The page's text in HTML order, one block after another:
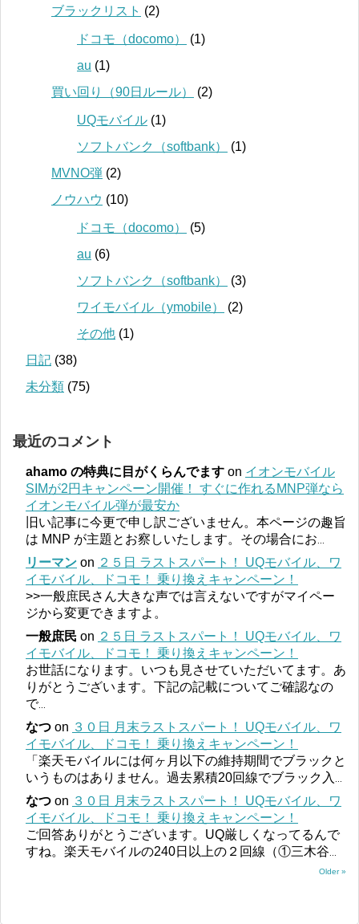
ブラックリスト (2)
ドコモ（docomo）
(1)
au (1)
買い回り（90日ルール）
(2)
UQモバイル (1)
ソフトバンク（softbank）
(1)
MVNO弾 (2)
ノウハウ (10)
ドコモ（docomo）
(5)
au (6)
ソフトバンク（softbank）
(3)
ワイモバイル（ymobile）
(2)
その他 (1)
日記 (38)
未分類 (75)
最近のコメント
ahamo の特典に目がくらんでます on イオンモバイル
SIMが2円キャンペーン開催！ すぐに作れるMNP弾なら
イオンモバイル弾が最安か
旧い記事に今更で申し訳ございません。本ページの趣旨
は MNP が主題とお察しいたします。その場合にお
リーマン on ２５日 ラストスパート！ UQモバイル、ワ
イモバイル、ドコモ！ 乗り換えキャンペーン！
>>一般庶民さん大きな声では言えないですがマイペー
ジから変更できますよ。
一般庶民 on ２５日 ラストスパート！ UQモバイル、ワ
イモバイル、ドコモ！ 乗り換えキャンペーン！
お世話になります。いつも見させていただいてます。あ
りがとうございます。下記の記載についてご確認なの
で...
なつ on ３０日 月末ラストスパート！ UQモバイル、ワ
イモバイル、ドコモ！ 乗り換えキャンペーン！
「楽天モバイルには何ヶ月以下の維持期間でブラックと
いうものはありません。過去累積20回線でブラック入
なつ on ３０日 月末ラストスパート！ UQモバイル、ワ
イモバイル、ドコモ！ 乗り換えキャンペーン！
ご回答ありがとうございます。UQ厳しくなってるんで
すね。楽天モバイルの240日以上の２回線（①三木谷
Older »